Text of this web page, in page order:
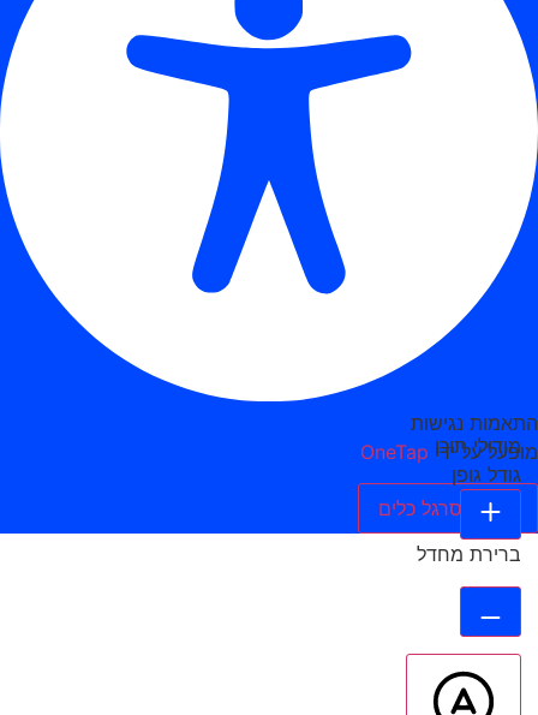
התאמות נגישות
מופעל על ידי OneTap
הסתר סרגל כלים
מודולי תוכן
גודל גופן
ברירת מחדל